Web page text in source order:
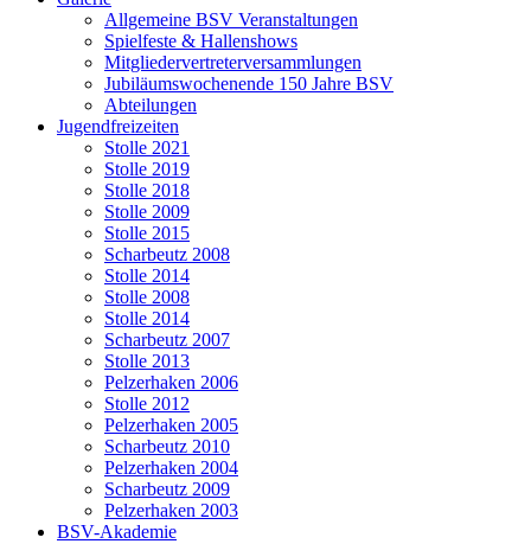
Allgemeine BSV Veranstaltungen
Spielfeste & Hallenshows
Mitgliedervertreterversammlungen
Jubiläumswochenende 150 Jahre BSV
Abteilungen
Jugendfreizeiten
Stolle 2021
Stolle 2019
Stolle 2018
Stolle 2009
Stolle 2015
Scharbeutz 2008
Stolle 2014
Stolle 2008
Stolle 2014
Scharbeutz 2007
Stolle 2013
Pelzerhaken 2006
Stolle 2012
Pelzerhaken 2005
Scharbeutz 2010
Pelzerhaken 2004
Scharbeutz 2009
Pelzerhaken 2003
BSV-Akademie